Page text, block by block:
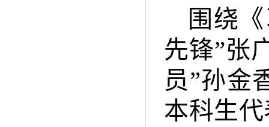
围绕
先锋”张
员”孙金
本科生